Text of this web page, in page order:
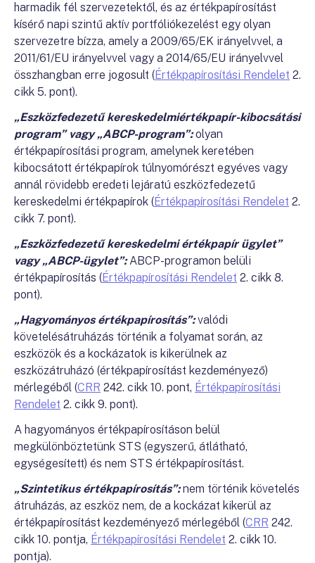
harmadik fél szervezetektől, és az értékpapírosítást
kísérő napi szintű aktív portfóliókezelést egy olyan
szervezetre bízza, amely a 2009/65/EK irányelvvel, a
2011/61/EU irányelvvel vagy a 2014/65/EU irányelvvel
összhangban erre jogosult (Értékpapírosítási Rendelet 2.
cikk 5. pont).
„Eszközfedezetű kereskedelmiértékpapír-kibocsátási
program” vagy „ABCP-program”:olyan
értékpapírosítási program, amelynek keretében
kibocsátott értékpapírok túlnyomórészt egyéves vagy
annál rövidebb eredeti lejáratú eszközfedezetű
kereskedelmi értékpapírok (Értékpapírosítási Rendelet 2.
cikk 7. pont).
„Eszközfedezetű kereskedelmi értékpapír ügylet”
vagy „ABCP-ügylet”:ABCP-programon belüli
értékpapírosítás (Értékpapírosítási Rendelet 2. cikk 8.
pont).
„Hagyományos értékpapírosítás”:valódi
követelésátruházás történik a folyamat során, az
eszközök és a kockázatok is kikerülnek az
eszközátruházó (értékpapírosítást kezdeményező)
mérlegéből (CRR 242. cikk 10. pont, Értékpapírosítási
Rendelet 2. cikk 9. pont).
A hagyományos értékpapírosításon belül
megkülönböztetünk STS (egyszerű, átlátható,
egységesített) és nem STS értékpapírosítást.
„Szintetikus értékpapírosítás”:nem történik követelés
átruházás, az eszköz nem, de a kockázat kikerül az
értékpapírosítást kezdeményező mérlegéből (CRR 242.
cikk 10. pontja, Értékpapírosítási Rendelet 2. cikk 10.
pontja).